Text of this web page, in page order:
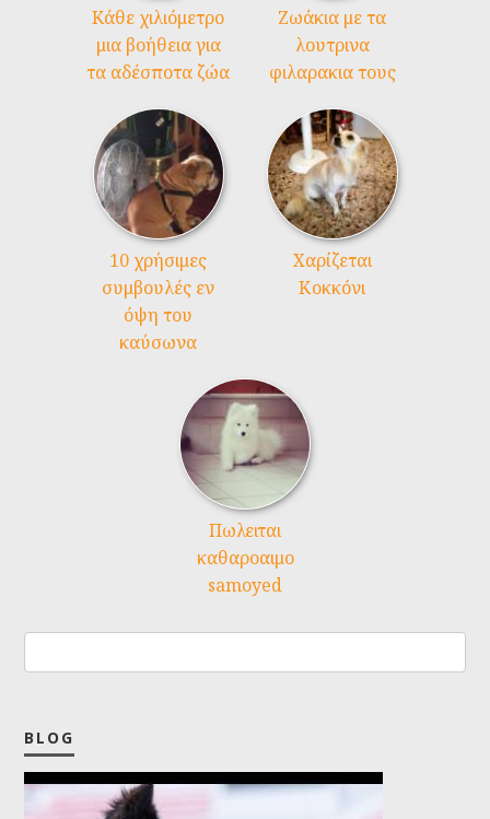
Kάθε χιλιόμετρο
μια βοήθεια για
τα αδέσποτα ζώα
Ζωάκια με τα
λουτρινα
φιλαρακια τους
10 χρήσιμες
συμβουλές εν
όψη του
καύσωνα
Χαρίζεται
Κοκκόνι
Πωλειται
καθαροαιμο
samoyed
BLOG